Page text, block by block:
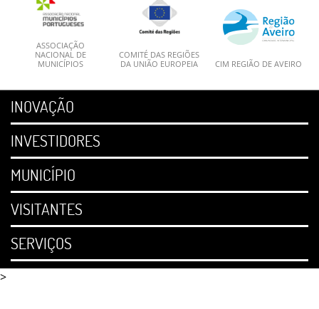
ASSOCIAÇÃO
NACIONAL DE
MUNICÍPIOS
COMITÉ DAS REGIÕES
DA UNIÃO EUROPEIA
CIM REGIÃO DE AVEIRO
INOVAÇÃO
INVESTIDORES
MUNICÍPIO
VISITANTES
SERVIÇOS
>